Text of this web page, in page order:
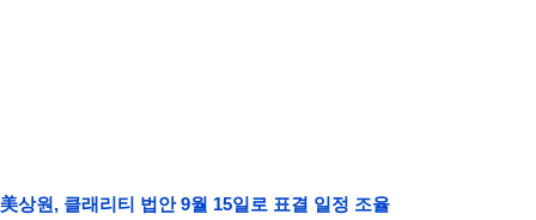
美상원, 클래리티 법안 9월 15일로 표결 일정 조율